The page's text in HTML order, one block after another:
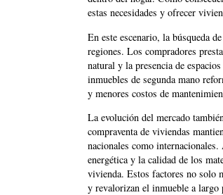
estas necesidades y ofrecer
En este escenario, la búsqueda de
regiones. Los compradores
natural y la presencia de
inmuebles de segunda mano
y menores costos de
La evolución del mercado
compraventa de viviendas
nacionales como
energética y la calidad de los
vivienda. Estos factores no solo
y revalorizan el inmueble a largo